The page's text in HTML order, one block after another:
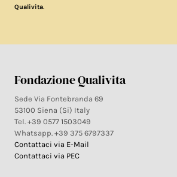
Qualivita.
Fondazione Qualivita
Sede Via Fontebranda 69
53100 Siena (Si) Italy
Tel. +39 0577 1503049
Whatsapp. +39 375 6797337
Contattaci via E-Mail
Contattaci via PEC